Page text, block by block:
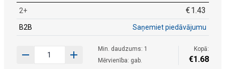
2+ €1.43
B2B Saņemiet piedāvājumu
Min. daudzums: 1
Mērvienība: gab.
Kopā:
€1.68